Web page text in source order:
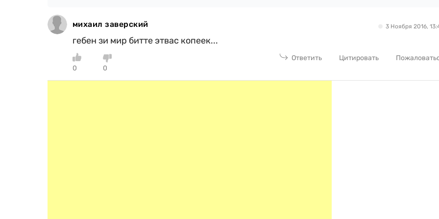
михаил заверский 3 Ноября 2016,
гебен зи мир битте этвас копеек...
0 0
Ответить Цитировать